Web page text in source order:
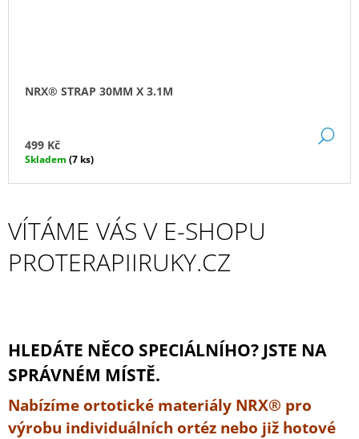
NRX® STRAP 30MM X 3.1M
499 Kč
Skladem (7 ks)
VÍTÁME VÁS V E-SHOPU
PROTERAPIIRUKY.CZ
HLEDÁTE NĚCO SPECIÁLNÍHO? JSTE NA
SPRÁVNÉM MÍSTĚ.
Nabízíme ortotické materiály NRX® pro
výrobu individuálních ortéz nebo již hotové